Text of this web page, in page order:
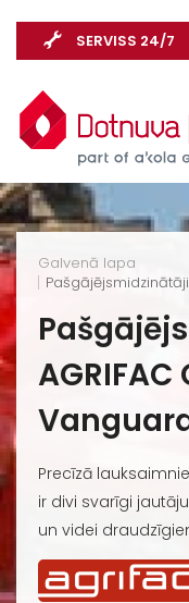
SERVISS 24/7
Galvenā lapa
Precīzā
ir divi svarīgi
un videi